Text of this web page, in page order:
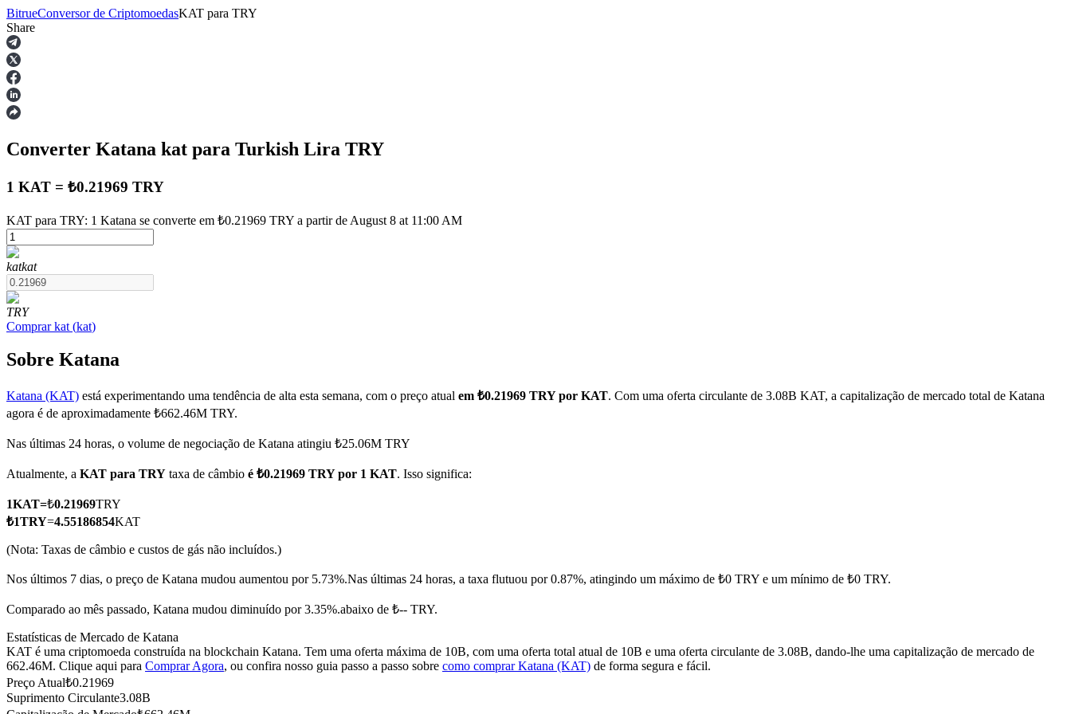
Futuros
TradFi
Derivativos de ações, câmbio, metais preciosos e commodities
Futuros de USDC
BitrueConversor de CriptomoedasKAT para TRY
Share
Converter Katana kat para Turkish Lira TRY
1 KAT = ₺0.21969 TRY
KAT para TRY: 1 Katana se converte em ₺0.21969 TRY a partir de August 8 at 11:00 AM
katkat
TRY
Comprar kat (kat)
Sobre Katana
Katana (KAT) está experimentando uma tendência de alta esta semana, com o preço atual em ₺0.21969 TRY por KAT. Com uma oferta circulante de 3.08B KAT, a capitalização de mercado total de Katana
agora é de aproximadamente ₺662.46M TRY.
Nas últimas 24 horas, o volume de negociação de Katana atingiu ₺25.06M TRY
Atualmente, a KAT para TRY taxa de câmbio é ₺0.21969 TRY por 1 KAT. Isso significa:
1KAT=₺0.21969TRY
₺1TRY=4.55186854KAT
(Nota: Taxas de câmbio e custos de gás não incluídos.)
Nos últimos 7 dias, o preço de Katana mudou aumentou por 5.73%.Nas últimas 24 horas, a taxa flutuou por 0.87%, atingindo um máximo de ₺0 TRY e um mínimo de ₺0 TRY.
Comparado ao mês passado, Katana mudou diminuído por 3.35%.abaixo de ₺-- TRY.
Estatísticas de Mercado de Katana
KAT é uma criptomoeda construída na blockchain Katana. Tem uma oferta máxima de 10B, com uma oferta total atual de 10B e uma oferta circulante de 3.08B, dando-lhe uma capitalização de mercado de
662.46M. Clique aqui para Comprar Agora, ou confira nosso guia passo a passo sobre como comprar Katana (KAT) de forma segura e fácil.
Preço Atual₺0.21969
Suprimento Circulante3.08B